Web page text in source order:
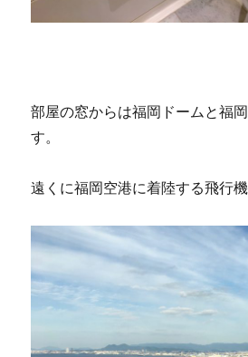
部屋の窓からは福岡ドームと福
す。
遠くに福岡空港に着陸する飛行